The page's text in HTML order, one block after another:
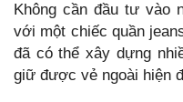
Không cần đầu tư vào
với một chiếc quần
đã có thể xây dựng
giữ được vẻ ngoài hiện